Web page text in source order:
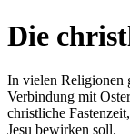
Die
In vielen Religionen
Verbindung mit
christliche
Jesu bewirken soll.